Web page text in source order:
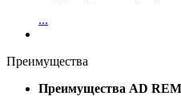
...
Преимущества
Преимущества AD